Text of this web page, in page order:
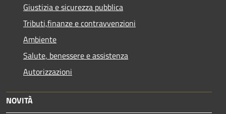
Giustizia e sicurezza pubblica
Tributi,finanze e contravvenzioni
Ambiente
Salute, benessere e assistenza
Autorizzazioni
NOVITÀ